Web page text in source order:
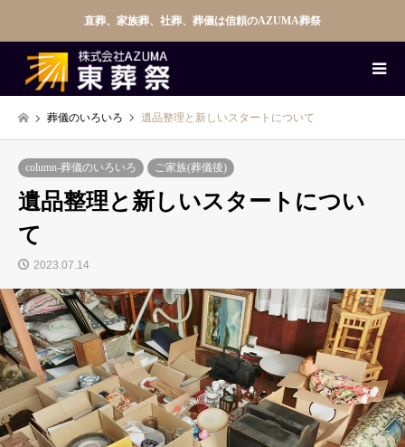
直葬、家族葬、社葬、葬儀は信頼のAZUMA葬祭
葬儀のいろいろ 遺品整理と新しいスタートについて
column-葬儀のいろいろ ご家族(葬儀後)
遺品整理と新しいスタートについ
て
2023.07.14